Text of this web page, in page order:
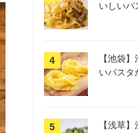
いしいパ
【池袋
いパスタ
【浅草